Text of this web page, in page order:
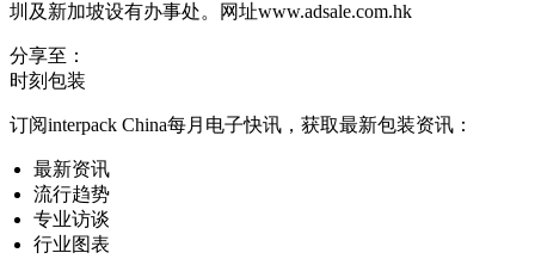
圳及新加坡设有办事处。网址www.adsale.com.hk
分享至：
时刻包装
订阅interpack China每月电子快讯，获取最新包装资讯：
最新资讯
流行趋势
专业访谈
行业图表